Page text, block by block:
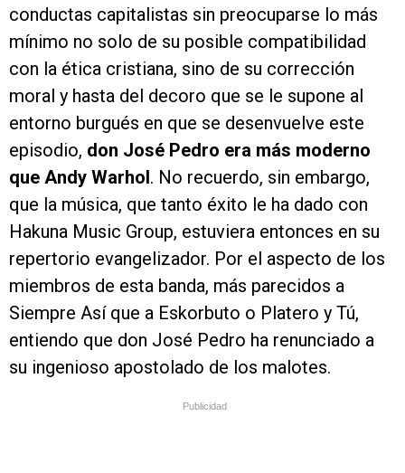
conductas capitalistas sin preocuparse lo más
mínimo no solo de su posible compatibilidad
con la ética cristiana, sino de su corrección
moral y hasta del decoro que se le supone al
entorno burgués en que se desenvuelve este
episodio, don José Pedro era más moderno
que Andy Warhol. No recuerdo, sin embargo,
que la música, que tanto éxito le ha dado con
Hakuna Music Group, estuviera entonces en su
repertorio evangelizador. Por el aspecto de los
miembros de esta banda, más parecidos a
Siempre Así que a Eskorbuto o Platero y Tú,
entiendo que don José Pedro ha renunciado a
su ingenioso apostolado de los malotes.
Publicidad